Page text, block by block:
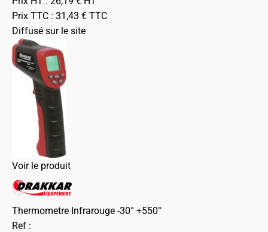
Prix TTC : 31,43 € TTC
Diffusé sur le site
Voir le produit
Thermometre Infrarouge -30° +550°
Ref :